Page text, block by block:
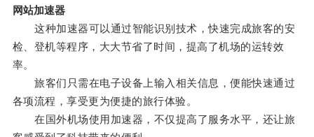
网站加速器
这种加速器可以通过智能识别技术，快速完成旅客的安
检、登机等程序，大大节省了时间，提高了机场的运转效
率。
旅客们只需在电子设备上输入相关信息，便能快速通过
各项流程，享受更为便捷的旅行体验。
在国外机场使用加速器，不仅提高了服务水平，还让旅